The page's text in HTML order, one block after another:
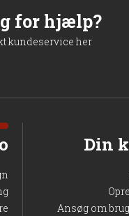
for hjælp?
kundeservice her
Din
Ansøg om